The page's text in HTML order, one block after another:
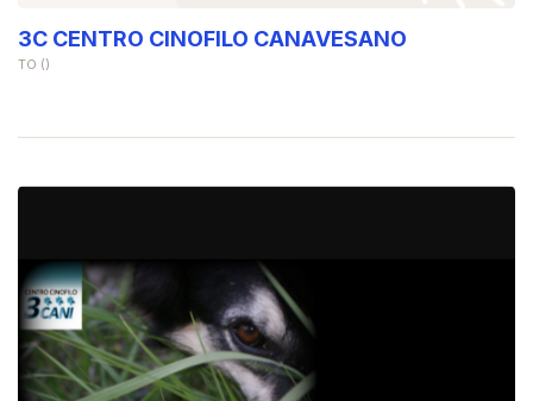
3C CENTRO CINOFILO CANAVESANO
TO ()